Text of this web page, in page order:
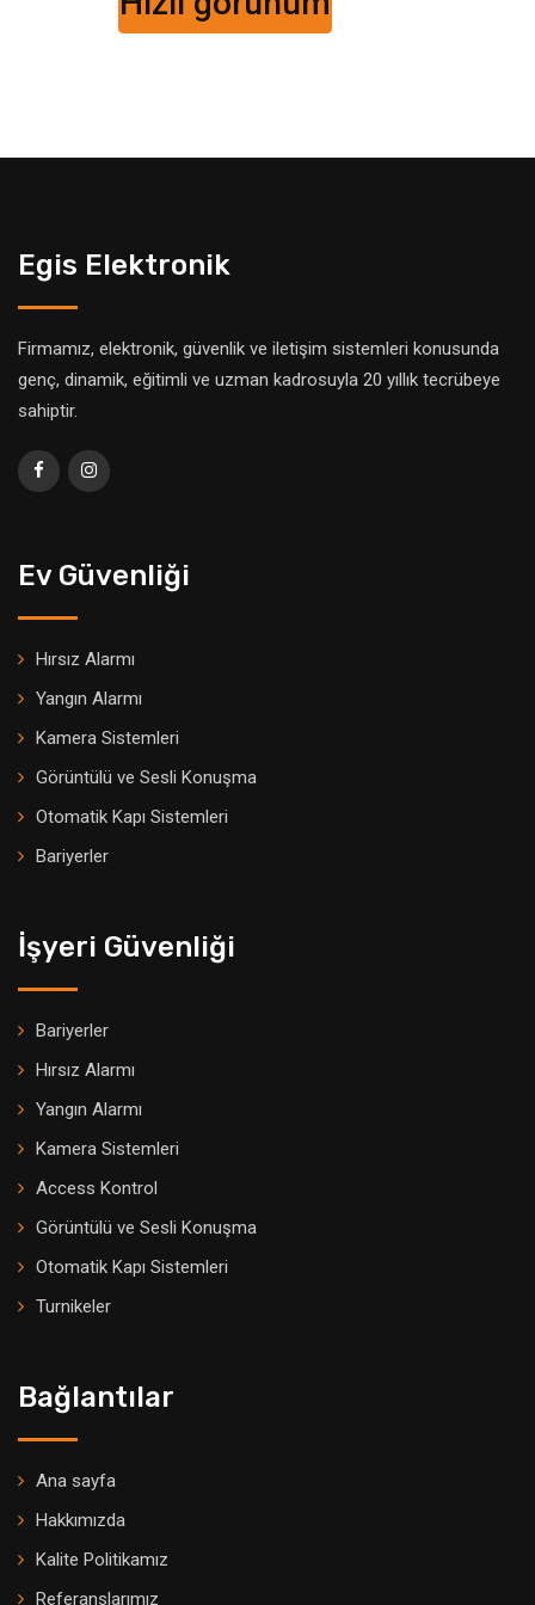
Egis Elektronik
Firmamız, elektronik, güvenlik ve iletişim sistemleri konusunda
genç, dinamik, eğitimli ve uzman kadrosuyla 20 yıllık tecrübeye
sahiptir.
Ev Güvenliği
Hırsız Alarmı
Yangın Alarmı
Kamera Sistemleri
Görüntülü ve Sesli Konuşma
Otomatik Kapı Sistemleri
Bariyerler
İşyeri Güvenliği
Bariyerler
Hırsız Alarmı
Yangın Alarmı
Kamera Sistemleri
Access Kontrol
Görüntülü ve Sesli Konuşma
Otomatik Kapı Sistemleri
Turnikeler
Bağlantılar
Ana sayfa
Hakkımızda
Kalite Politikamız
Referanslarımız